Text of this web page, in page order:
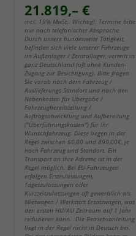
21.819,– €
incl. 19% MwSt.. Wichtig!: Termine bitte
nur nach telefonischer Absprache.
Durch unsere bundesweite Tätigkeit,
befinden sich viele unserer Fahrzeuge
im Außenlager / Zentrallager, verteilt in
ganz Deutschland (oft ohne Kunden-
Zugang zur Besichtigung). Bitte fragen
Sie vorab nach dem Fahrzeug /
Auslieferungs-Standort und nach den
Nebenkosten für Übergabe /
Fahrzeugbereitstellung /
Auftragsabwicklung und Aufbereitung
("Überführungskosten") für Ihr
Wunschfahrzeug. Diese liegen in der
Regel zwischen 60,00 und 890,00€, je
nach Fahrzeug und Standort. Ein
Transport an Ihre Adresse ist in der
Regel möglich. Bei EU-Fahrzeugen
erfolgen Erstzulassungen,
Tageszulassungen oder
Kurzzeitzulassungen oft gewerblich als
Mietwagen / Werkstatt Ersatzwagen, was
den ersten HU/AU Zeitraum auf 1 Jahr
reduzieren kann. Die Betriebsanleitung
liegt in der Regel nicht in Deutsch bei.